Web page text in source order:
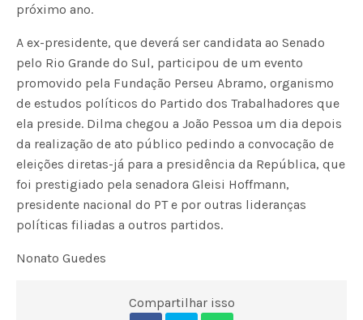
próximo ano.
A ex-presidente, que deverá ser candidata ao Senado
pelo Rio Grande do Sul, participou de um evento
promovido pela Fundação Perseu Abramo, organismo
de estudos políticos do Partido dos Trabalhadores que
ela preside. Dilma chegou a João Pessoa um dia depois
da realização de ato público pedindo a convocação de
eleições diretas-já para a presidência da República, que
foi prestigiado pela senadora Gleisi Hoffmann,
presidente nacional do PT e por outras lideranças
políticas filiadas a outros partidos.
Nonato Guedes
Compartilhar isso